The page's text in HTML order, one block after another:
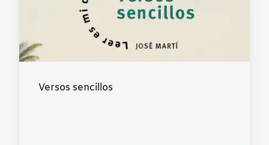
Versos sencillos